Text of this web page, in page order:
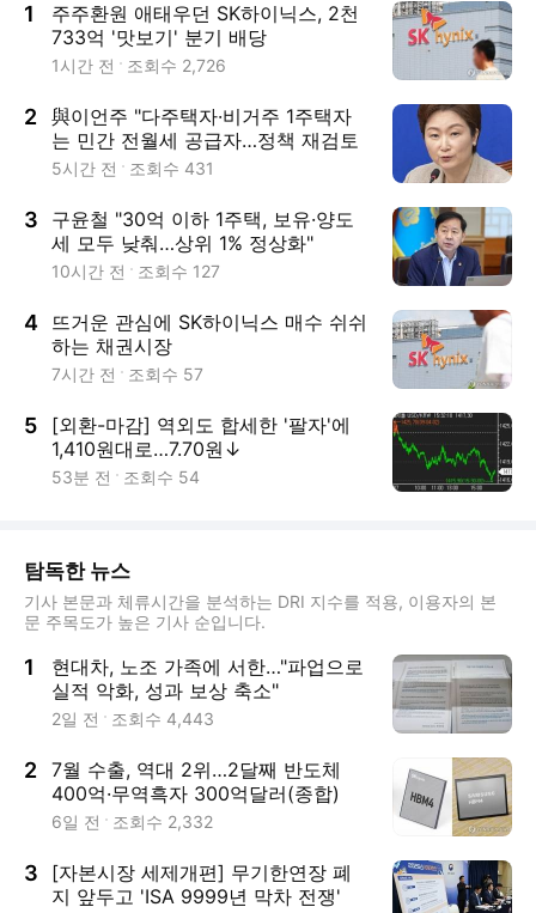
1
주주환원 애태우던 SK하이닉스, 2천
733억 '맛보기' 분기 배당
1시간 전 조회수 2,726
2 與이언주 "다주택자·비거주 1주택자
는 민간 전월세 공급자…정책 재검토
필요"
5시간 전 조회수 431
3
구윤철 "30억 이하 1주택, 보유·양도
세 모두 낮춰…상위 1% 정상화"
10시간 전 조회수 127
4 뜨거운 관심에 SK하이닉스 매수 쉬쉬
하는 채권시장
7시간 전 조회수 57
5
[외환-마감] 역외도 합세한 '팔자'에
1,410원대로…7.70원↓
53분 전 조회수 54
탐독한 뉴스
기사 본문과 체류시간을 분석하는 DRI 지수를 적용, 이용자의 본
문 주목도가 높은 기사 순입니다.
1
현대차, 노조 가족에 서한…"파업으로
실적 악화, 성과 보상 축소"
2일 전 조회수 4,443
2 7월 수출, 역대 2위…2달째 반도체
400억·무역흑자 300억달러(종합)
6일 전 조회수 2,332
3
[자본시장 세제개편] 무기한연장 폐
지 앞두고 'ISA 9999년 막차 전쟁'